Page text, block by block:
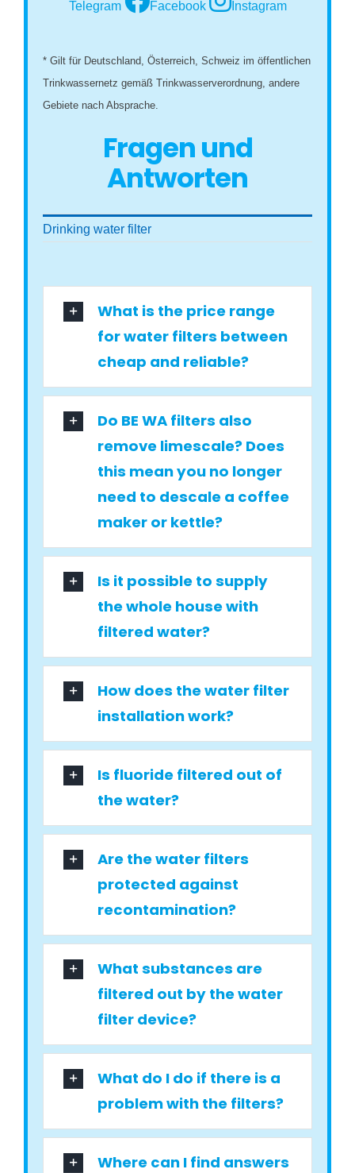
Telegram Facebook Instagram
* Gilt für Deutschland, Österreich, Schweiz im öffentlichen
Trinkwassernetz gemäß Trinkwasserverordnung, andere
Gebiete nach Absprache.
Fragen und
Antworten
Drinking water filter
What is the price range
for water filters between
cheap and reliable?
Do BE WA filters also
remove limescale? Does
this mean you no longer
need to descale a coffee
maker or kettle?
Is it possible to supply
the whole house with
filtered water?
How does the water filter
installation work?
Is fluoride filtered out of
the water?
Are the water filters
protected against
recontamination?
What substances are
filtered out by the water
filter device?
What do I do if there is a
problem with the filters?
Where can I find answers